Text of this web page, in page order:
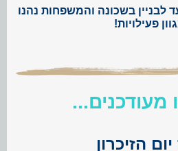
לבניין בשכונה והמשפחות נהנו
פעילויות!
מעודכנים...
הזיכרון